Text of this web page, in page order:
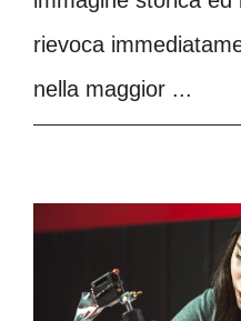
rievoca
nella maggior ...